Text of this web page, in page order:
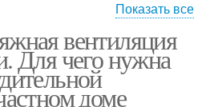
вентиляция
Показать все
вентиляция
Для чего нужна
доме